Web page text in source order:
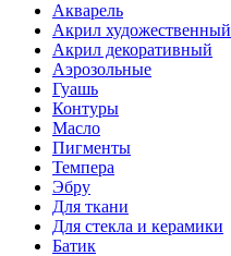
Акварель
Акрил художественный
Акрил декоративный
Аэрозольные
Гуашь
Контуры
Масло
Пигменты
Темпера
Эбру
Для ткани
Для стекла и керамики
Батик